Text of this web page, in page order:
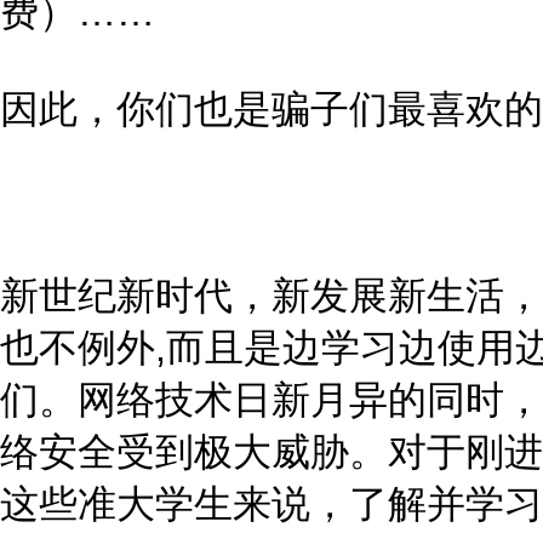
费）……
因此，你们也是骗子们最喜欢
新世纪新时代，新发展新生活
也不例外,而且是边学习边使用
们。网络技术日新月异的同时
络安全受到极大威胁。对于刚
这些准大学生来说，了解并学